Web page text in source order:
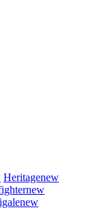
Heritagenew
new
new